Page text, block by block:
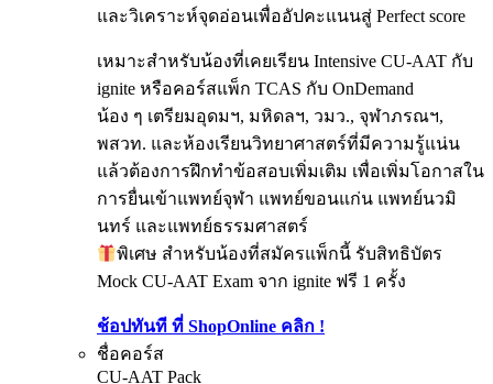
และวิเคราะห์จุดอ่อนเพื่ออัปคะแนนสู่ Perfect score
เหมาะสำหรับน้องที่เคยเรียน Intensive CU-AAT กับ
ignite หรือคอร์สแพ็ก TCAS กับ OnDemand
น้อง ๆ เตรียมอุดมฯ, มหิดลฯ, วมว., จุฬาภรณฯ,
พสวท. และห้องเรียนวิทยาศาสตร์ที่มีความรู้แน่น
แล้วต้องการฝึกทำข้อสอบเพิ่มเติม เพื่อเพิ่มโอกาสใน
การยื่นเข้าแพทย์จุฬา แพทย์ขอนแก่น แพทย์นวมิ
นทร์ และแพทย์ธรรมศาสตร์
พิเศษ สำหรับน้องที่สมัครแพ็กนี้ รับสิทธิบัตร
Mock CU-AAT Exam จาก ignite ฟรี 1 ครั้ง
ช้อปทันที ที่ ShopOnline คลิก !
ชื่อคอร์ส
CU-AAT Pack